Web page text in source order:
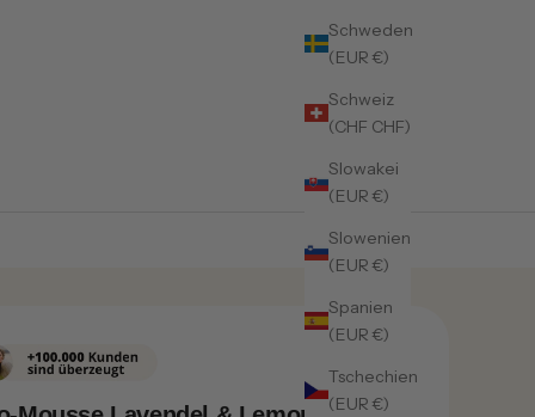
Schweden
(EUR €)
Schweiz
(CHF CHF)
Slowakei
(EUR €)
Slowenien
(EUR €)
Spanien
(EUR €)
Tschechien
(EUR €)